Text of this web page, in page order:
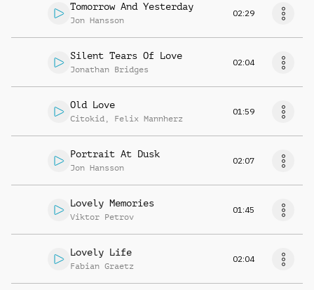
Tomorrow And Yesterday
Jon Hansson
02:29
Silent Tears Of Love
Jonathan Bridges
02:04
Old Love
Citokid , Felix Mannherz
01:59
Portrait At Dusk
Jon Hansson
02:07
Lovely Memories
Viktor Petrov
01:45
Lovely Life
Fabian Graetz
02:04